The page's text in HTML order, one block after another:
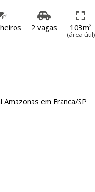
2 vagas 103m²
(área útil)
em Franca/SP